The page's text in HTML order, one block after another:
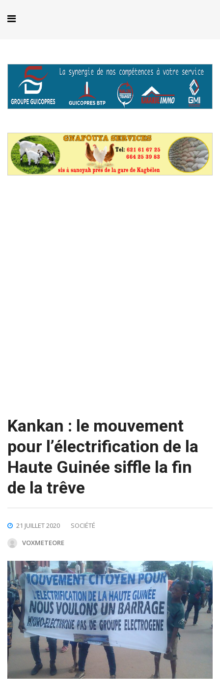
Kankan : le mouvement
pour l’électrification de la
Haute Guinée siffle la fin
de la trêve
21 JUILLET 2020
SOCIÉTÉ
VOXMETEORE